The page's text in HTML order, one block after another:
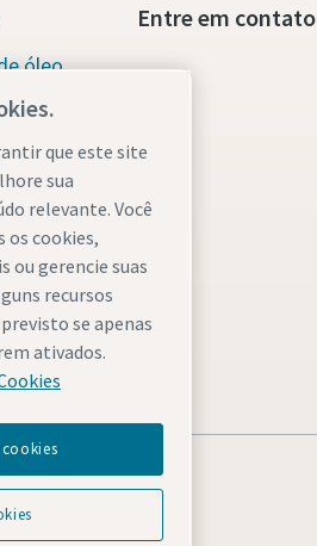
óleo
Entre em contato
que este site
sua
relevante. Você
cookies,
ou gerencie suas
recursos
se apenas
ativados.